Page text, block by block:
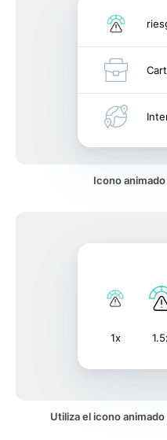
Icono
1x
Utiliza el icono